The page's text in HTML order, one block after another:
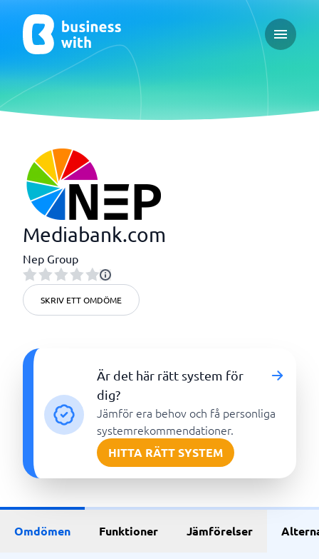
Open
Mediabank.com
Nep Group
SKRIV ETT OMDÖME
Är det här rätt system för
dig?
Jämför era behov och få personliga
systemrekommendationer.
HITTA RÄTT SYSTEM
Omdömen Funktioner Jämförelser